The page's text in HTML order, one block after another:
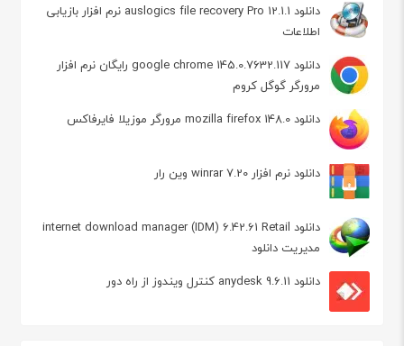
دانلود auslogics file recovery Pro 12.1.1 نرم افزار بازیابی
اطلاعات
دانلود google chrome 145.0.7632.117 رایگان نرم افزار
مرورگر گوگل کروم
دانلود mozilla firefox 148.0 مرورگر موزیلا فایرفاکس
دانلود نرم افزار winrar 7.20 وین رار
دانلود internet download manager (IDM) 6.42.61 Retail
مدیریت دانلود
دانلود anydesk 9.6.11 کنترل ویندوز از راه دور